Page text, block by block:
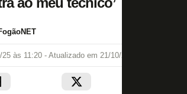
25 às 11:20 - Atualizado em 21/10/25 às 11:20